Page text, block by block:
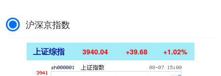
沪深京指数
上证综指 3940.04 +39.68 +1.02%